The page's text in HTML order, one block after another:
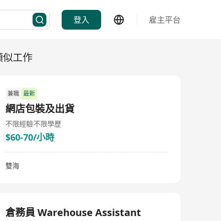
登入 雇主平台
似工作
兼職 最新
網店包裝及出貨
不限經驗不限學歷
$60-70/小時
雙海
倉務員 Warehouse Assistant